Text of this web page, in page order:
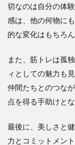
切なのは自分の体
感は、他の何物に
的な変化はもちろ
また、筋トレは孤
ィとしての魅力も
仲間たちとのつな
点を得る手助けとな
最後に、美しさと
力とコミットメン